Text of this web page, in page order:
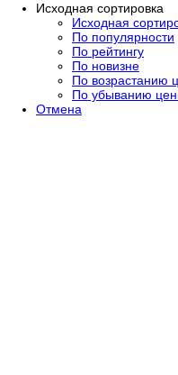
Исходная сортировка
Исходная
По популярности
По рейтингу
По новизне
По возрастанию
По убыванию
Отмена